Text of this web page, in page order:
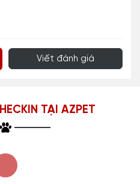
Viết đánh giá
TẠI AZPET